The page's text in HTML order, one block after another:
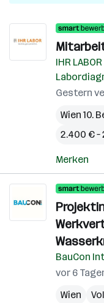
IHR
Gestern
Wien 10.
2.400 €
Merken
BauCon
vor 6
Wien